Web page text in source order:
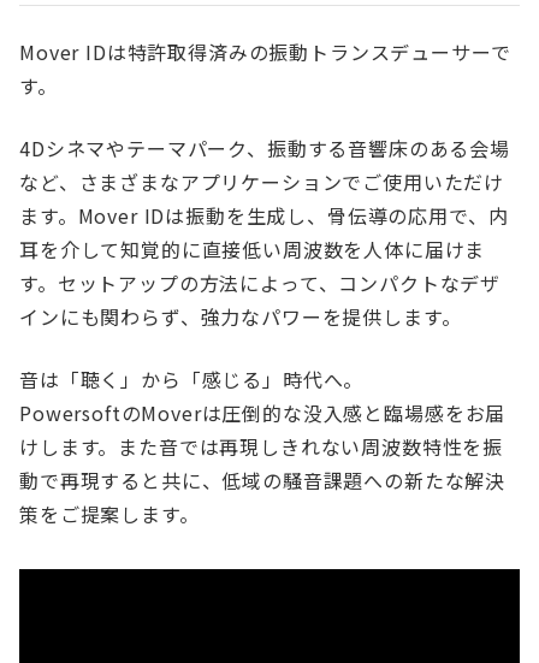
Mover IDは特許取得済みの振動トランスデューサーで
す。
4Dシネマやテーマパーク、振動する音響床のある会場
など、さまざまなアプリケーションでご使用いただけ
ます。Mover IDは振動を生成し、骨伝導の応用で、内
耳を介して知覚的に直接低い周波数を人体に届けま
す。セットアップの方法によって、コンパクトなデザ
インにも関わらず、強力なパワーを提供します。
音は「聴く」から「感じる」時代へ。
PowersoftのMoverは圧倒的な没入感と臨場感をお届
けします。また音では再現しきれない周波数特性を振
動で再現すると共に、低域の騒音課題への新たな解決
策をご提案します。